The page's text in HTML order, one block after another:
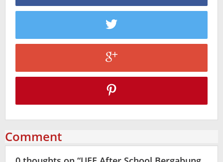
Comment